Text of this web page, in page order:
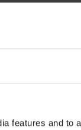
features and to
speed interface